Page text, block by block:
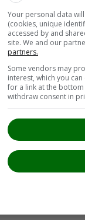
Your personal data
(cookies, unique
accessed by and
site. We and our
partners.
Some vendors may
interest, which you
for a link at the
withdraw consent in